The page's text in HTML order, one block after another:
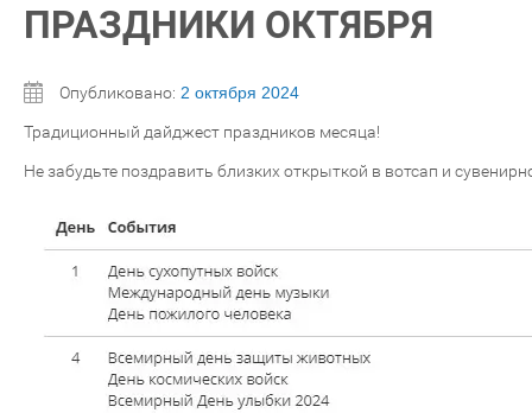
ПРАЗДНИКИ ОКТЯБРЯ
Опубликовано: 2 октября 2024
Традиционный дайджест праздников месяца!
Не забудьте поздравить близких открыткой в вотсап и